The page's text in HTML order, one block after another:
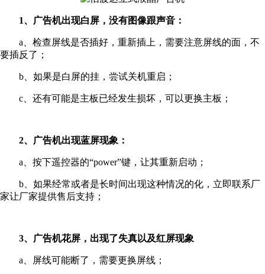
1、广告机出现白屏，没有图像跟声音：
a、检查屏线是否插好，重新插上，需要注意屏线的面，不
要插反了；
b、如果是白屏的挂，尝试关机重启；
c、还有可能是主板已经发生损坏，可以更换主板；
2、广告机出现蓝屏现象：
a、按下遥控器的“power”键，让其重新启动；
b、如果经常或者是长时间出现这种情况的化，立即联系厂
家让厂家提供售后支持；
3、广告机花屏，出现了失真以及红屏现象
a、屏线可能断了，需要更换屏线；